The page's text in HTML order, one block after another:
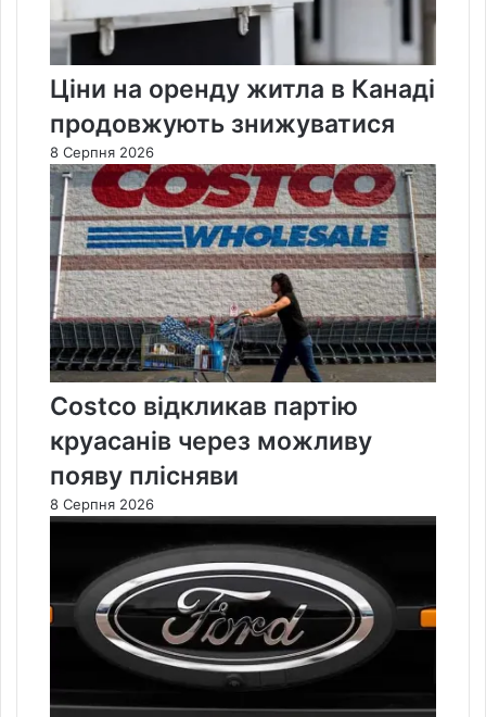
Ціни на оренду житла в Канаді
продовжують знижуватися
8 Серпня 2026
Costco відкликав партію
круасанів через можливу
появу плісняви
8 Серпня 2026